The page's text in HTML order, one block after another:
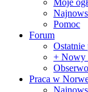
Moje
Pomoc
Forum
Ostatnie
+ Nowy
Praca w